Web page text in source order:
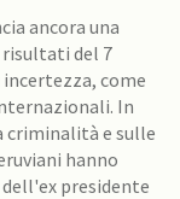
ancora una
risultati del 7
come
In
criminalità e sulle
hanno
presidente